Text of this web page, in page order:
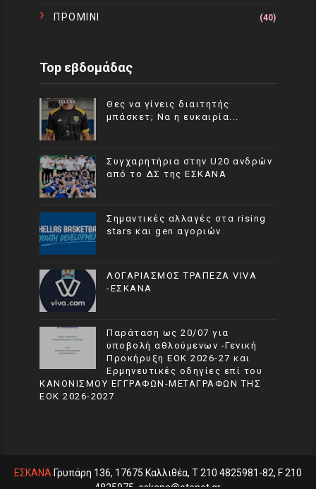
ΠΡΟΜΙΝΙ (40)
Top εβδομάδας
Θες να γίνεις διαιτητής
μπάσκετ; Να η ευκαιρία...
Συγχαρητήρια στην U20 ανδρών
από το ΔΣ της ΕΣΚΑΝΑ
Σημαντικές αλλαγές στα rising
stars και gen αγοριών
ΛΟΓΑΡΙΑΣΜΟΣ ΤΡΑΠΕΖΑ VIVA
-ΕΣΚΑΝΑ
Παράταση ως 20/07 για
υποβολή αθλούμενων -Γενική
Προκήρυξη ΕΟΚ 2026-27 και
Ερμηνευτικές οδηγίες επί του
ΚΑΝΟΝΙΣΜΟΥ ΕΓΓΡΑΦΩΝ-ΜΕΤΑΓΡΑΦΩΝ ΤΗΣ
ΕΟΚ 2026-2027
ΕΣΚΑΝΑ Γρυπάρη 136, 17675 Καλλιθέα, T 210 4825981-82, F 210